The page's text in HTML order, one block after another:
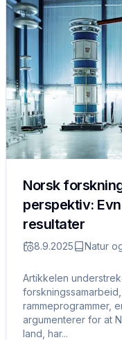
Norsk
perspektiv:
resultater
8.9.2025 Natur
Artikkelen
rammeprogrammer,
argumenterer for at
land, har...